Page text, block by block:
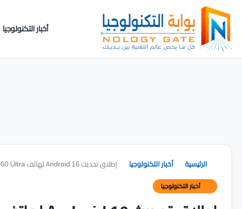
أخبار التكنولوجيا
الرئيسية أخبار التكنولوجيا إطلاق تحديث Android 16 لهاتف Motorola Razr 60 Ultra مع إصلاحات ومزايا جديدة
أخبار التكنولوجيا